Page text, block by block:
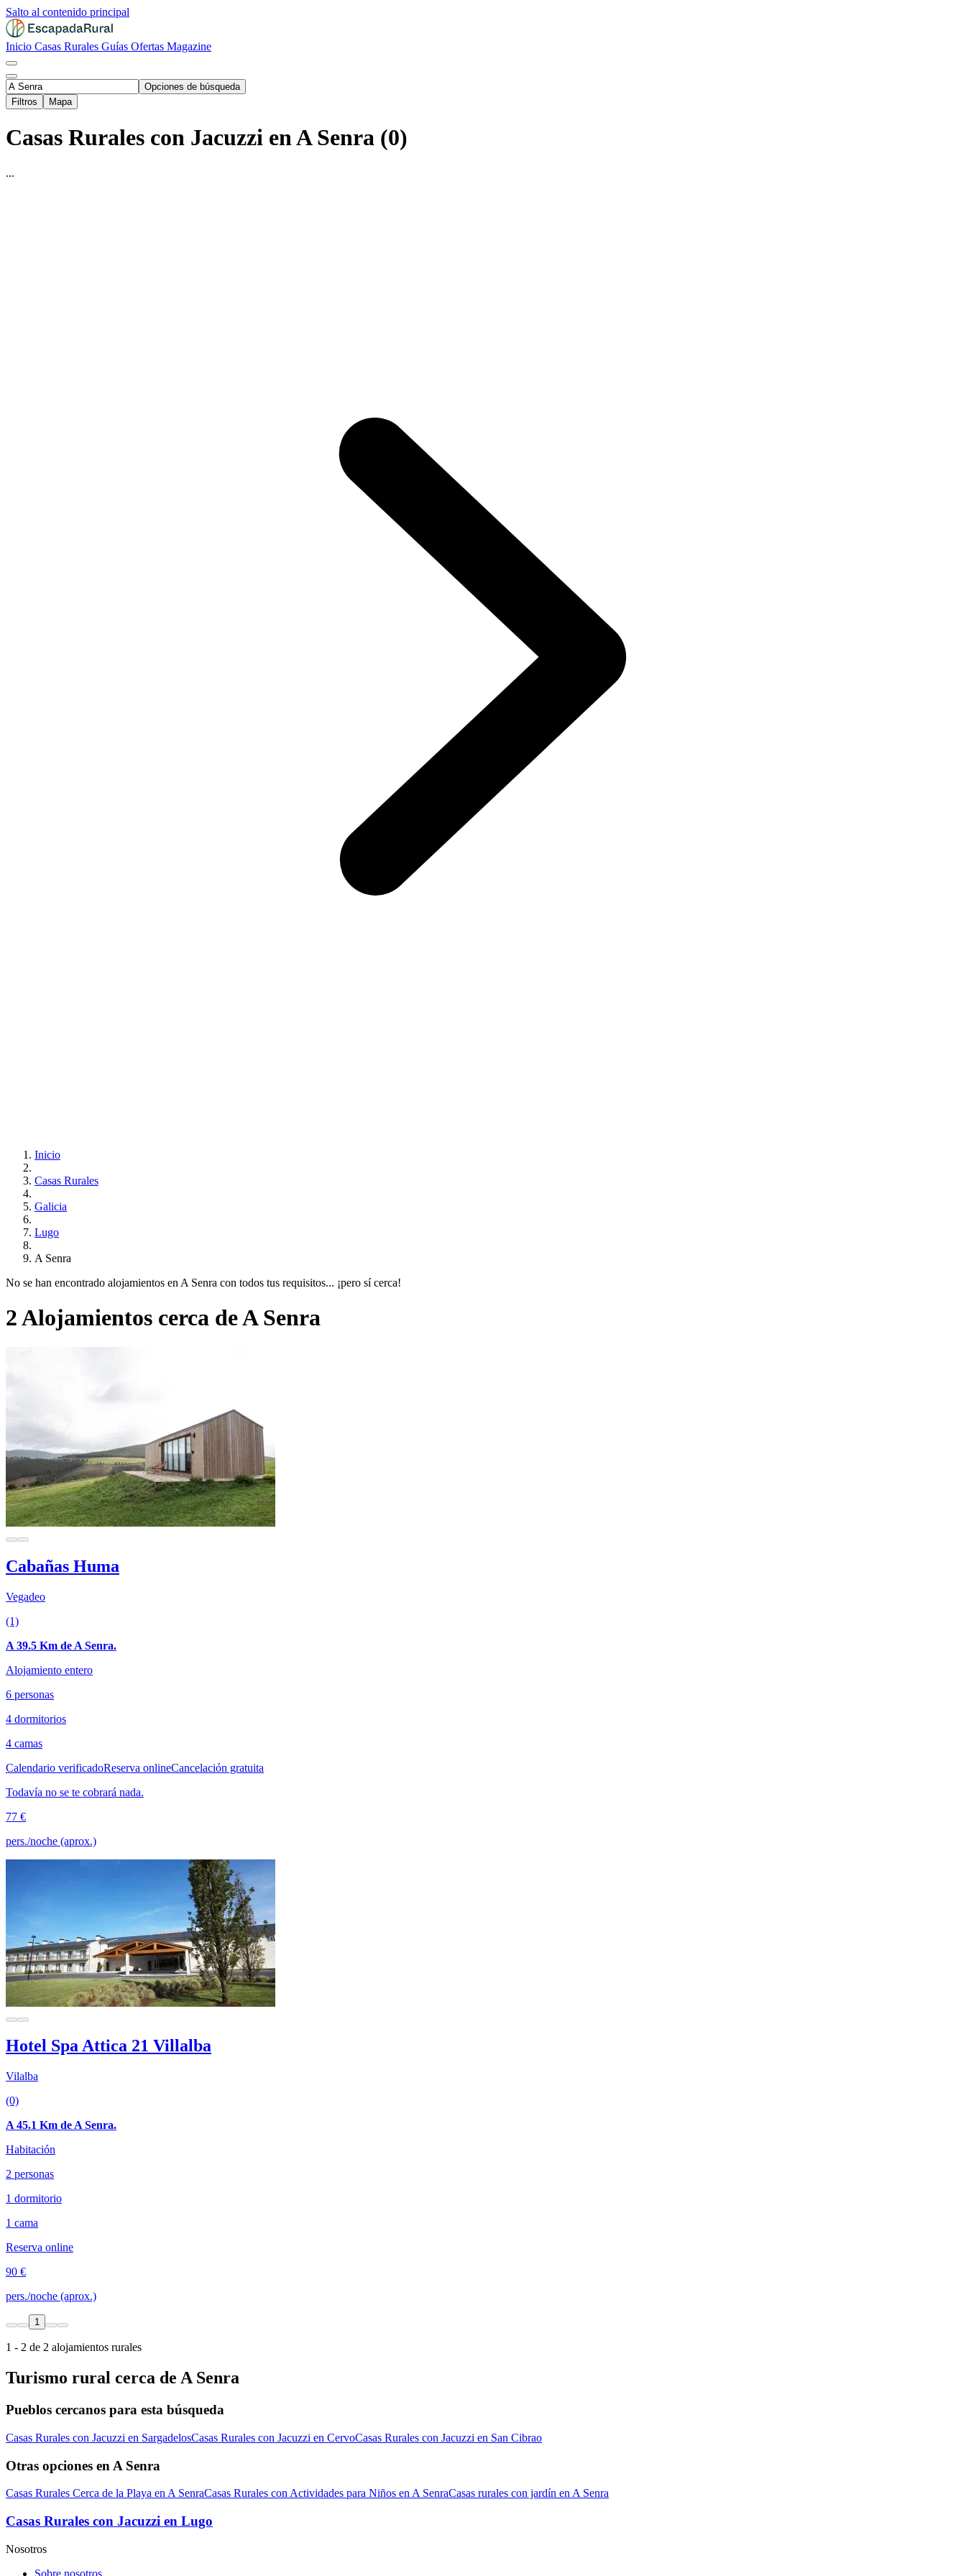
Salto al contenido principal
Inicio Casas Rurales Guías Ofertas Magazine
Opciones de búsqueda
Filtros
Mapa
Casas Rurales con Jacuzzi en A Senra (0)
...
Inicio
Casas Rurales
Galicia
Lugo
A Senra
No se han encontrado alojamientos en A Senra con todos tus requisitos... ¡pero sí cerca!
2 Alojamientos cerca de A Senra
Cabañas Huma
Vegadeo
(1)
A 39.5 Km de A Senra.
Alojamiento entero
6 personas
4 dormitorios
4 camas
Calendario verificadoReserva onlineCancelación gratuita
Todavía no se te cobrará nada.
77 €
pers./noche (aprox.)
Hotel Spa Attica 21 Villalba
Vilalba
(0)
A 45.1 Km de A Senra.
Habitación
2 personas
1 dormitorio
1 cama
Reserva online
90 €
pers./noche (aprox.)
1
1 - 2 de 2 alojamientos rurales
Turismo rural cerca de A Senra
Pueblos cercanos para esta búsqueda
Casas Rurales con Jacuzzi en SargadelosCasas Rurales con Jacuzzi en CervoCasas Rurales con Jacuzzi en San Cibrao
Otras opciones en A Senra
Casas Rurales Cerca de la Playa en A SenraCasas Rurales con Actividades para Niños en A SenraCasas rurales con jardín en A Senra
Casas Rurales con Jacuzzi en Lugo
Nosotros
Sobre nosotros